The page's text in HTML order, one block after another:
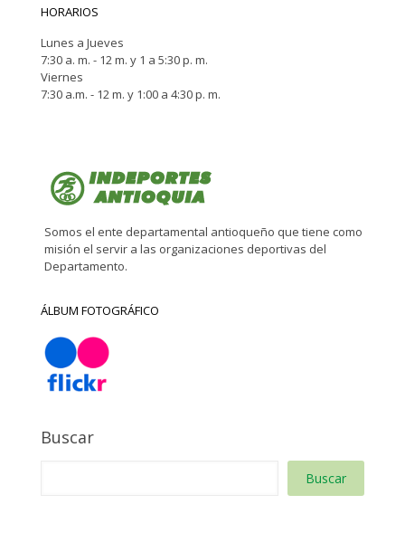
HORARIOS
Lunes a Jueves
7:30 a. m. - 12 m. y 1 a 5:30 p. m.
Viernes
7:30 a.m. - 12 m. y 1:00 a 4:30 p. m.
Somos el ente departamental antioqueño que tiene como
misión el servir a las organizaciones deportivas del
Departamento.
ÁLBUM FOTOGRÁFICO
Buscar
Buscar